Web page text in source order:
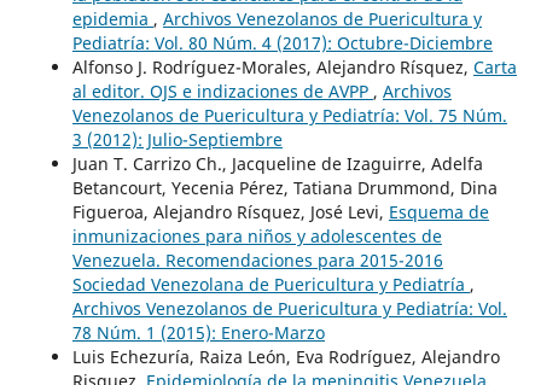
epidemia , Archivos Venezolanos de Puericultura y
Pediatría: Vol. 80 Núm. 4 (2017): Octubre-Diciembre
Alfonso J. Rodríguez-Morales, Alejandro Rísquez, Carta
al editor. OJS e indizaciones de AVPP , Archivos
Venezolanos de Puericultura y Pediatría: Vol. 75 Núm.
3 (2012): Julio-Septiembre
Juan T. Carrizo Ch., Jacqueline de Izaguirre, Adelfa
Betancourt, Yecenia Pérez, Tatiana Drummond, Dina
Figueroa, Alejandro Rísquez, José Levi, Esquema de
inmunizaciones para niños y adolescentes de
Venezuela. Recomendaciones para 2015-2016
Sociedad Venezolana de Puericultura y Pediatría ,
Archivos Venezolanos de Puericultura y Pediatría: Vol.
78 Núm. 1 (2015): Enero-Marzo
Luis Echezuría, Raiza León, Eva Rodríguez, Alejandro